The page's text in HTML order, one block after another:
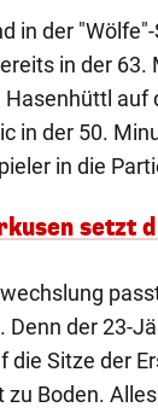
in der
in der
Hasenhüttl
in der 50.
in die
setzt
Denn der 23-
die Sitze der
Boden.